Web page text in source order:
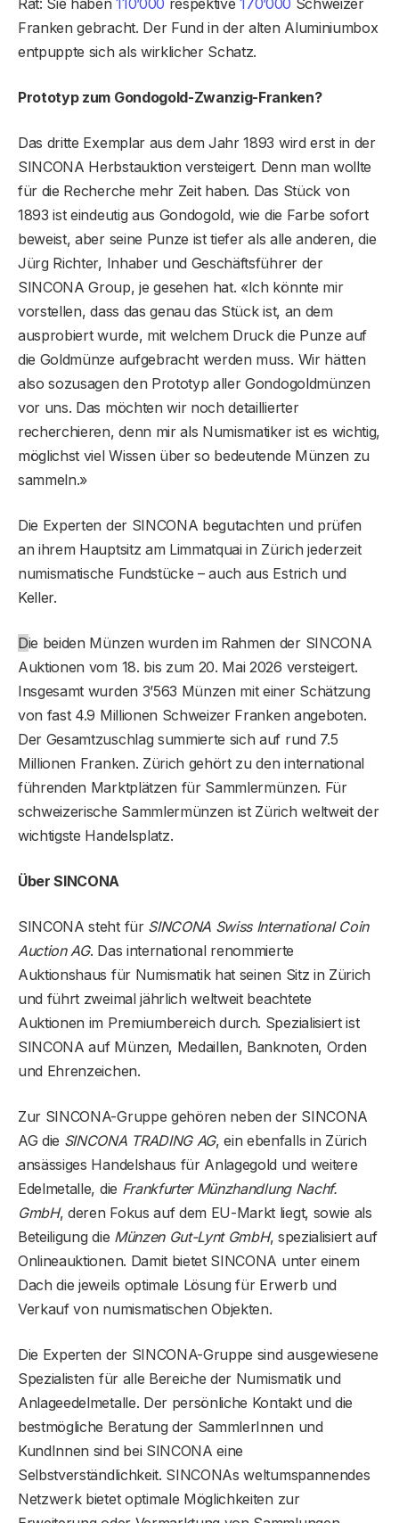
Rat: Sie haben110’000 respektive170’000 Schweizer
Franken gebracht. Der Fund in der alten Aluminiumbox
entpuppte sich als wirklicher Schatz.
Prototyp zum Gondogold-Zwanzig-Franken?
Das dritte Exemplar aus dem Jahr 1893 wird erst in der
SINCONA Herbstauktion versteigert. Denn man wollte
für die Recherche mehr Zeit haben. Das Stück von
1893 ist eindeutig aus Gondogold, wie die Farbe sofort
beweist, aber seine Punze ist tiefer als alle anderen, die
Jürg Richter, Inhaber und Geschäftsführer der
SINCONA Group, je gesehen hat. «Ich könnte mir
vorstellen, dass das genau das Stück ist, an dem
ausprobiert wurde, mit welchem Druck die Punze auf
die Goldmünze aufgebracht werden muss. Wir hätten
also sozusagen den Prototyp aller Gondogoldmünzen
vor uns. Das möchten wir noch detaillierter
recherchieren, denn mir als Numismatiker ist es wichtig,
möglichst viel Wissen über so bedeutende Münzen zu
sammeln.»
Die Experten der SINCONA begutachten und prüfen
an ihrem Hauptsitz am Limmatquai in Zürich jederzeit
numismatische Fundstücke – auch aus Estrich und
Keller.
Die beiden Münzen wurden im Rahmen der SINCONA
Auktionen vom 18. bis zum 20. Mai 2026 versteigert.
Insgesamt wurden 3’563 Münzen mit einer Schätzung
von fast 4.9 Millionen Schweizer Franken angeboten.
Der Gesamtzuschlag summierte sich auf rund 7.5
Millionen Franken. Zürich gehört zu den international
führenden Marktplätzen für Sammlermünzen. Für
schweizerische Sammlermünzen ist Zürich weltweit der
wichtigste Handelsplatz.
Über SINCONA
SINCONA steht für SINCONA Swiss International Coin
Auction AG. Das international renommierte
Auktionshaus für Numismatik hat seinen Sitz in Zürich
und führt zweimal jährlich weltweit beachtete
Auktionen im Premiumbereich durch. Spezialisiert ist
SINCONA auf Münzen, Medaillen, Banknoten, Orden
und Ehrenzeichen.
Zur SINCONA-Gruppe gehören neben der SINCONA
AG die SINCONA TRADING AG, ein ebenfalls in Zürich
ansässiges Handelshaus für Anlagegold und weitere
Edelmetalle, die Frankfurter Münzhandlung Nachf.
GmbH, deren Fokus auf dem EU-Markt liegt, sowie als
Beteiligung die Münzen Gut-Lynt GmbH, spezialisiert auf
Onlineauktionen. Damit bietet SINCONA unter einem
Dach die jeweils optimale Lösung für Erwerb und
Verkauf von numismatischen Objekten.
Die Experten der SINCONA-Gruppe sind ausgewiesene
Spezialisten für alle Bereiche der Numismatik und
Anlageedelmetalle. Der persönliche Kontakt und die
bestmögliche Beratung der SammlerInnen und
KundInnen sind bei SINCONA eine
Selbstverständlichkeit. SINCONAs weltumspannendes
Netzwerk bietet optimale Möglichkeiten zur